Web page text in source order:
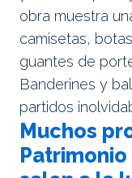
obra muestra
camisetas,
guantes de
Banderines y
partidos
Muchos